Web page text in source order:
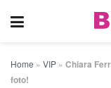
Home » VIP » Chiara
foto!